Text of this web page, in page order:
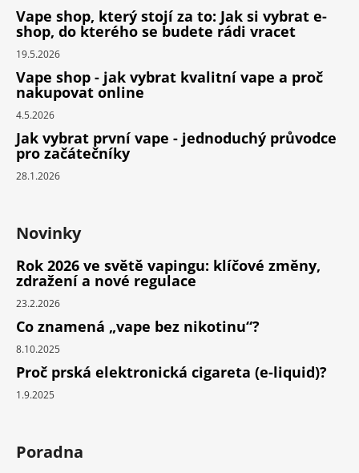
Vape shop, který stojí za to: Jak si vybrat e-
shop, do kterého se budete rádi vracet
19.5.2026
Vape shop - jak vybrat kvalitní vape a proč
nakupovat online
4.5.2026
Jak vybrat první vape - jednoduchý průvodce
pro začátečníky
28.1.2026
Novinky
Rok 2026 ve světě vapingu: klíčové změny,
zdražení a nové regulace
23.2.2026
Co znamená „vape bez nikotinu“?
8.10.2025
Proč prská elektronická cigareta (e-liquid)?
1.9.2025
Poradna